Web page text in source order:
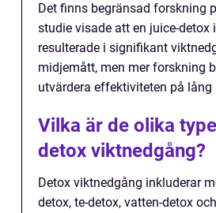
Det finns begränsad forskning
studie visade att en juice-detox
resulterade i signifikant
midjemått, men mer forskning
utvärdera effektiviteten på lång
Vilka är de olika
detox viktnedgång?
Detox viktnedgång inkluderar
detox, te-detox, vatten-detox och